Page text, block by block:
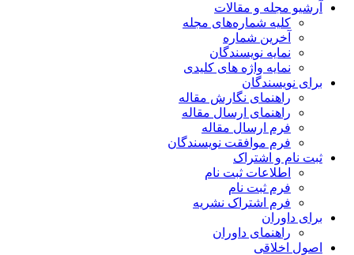
آرشیو مجله و مقالات
کلیه شماره‌های مجله
آخرین شماره
نمایه نویسندگان
نمایه واژه های کلیدی
برای نویسندگان
راهنمای نگارش مقاله
راهنمای ارسال مقاله
فرم ارسال مقاله
فرم موافقت نویسندگان
ثبت نام و اشتراک
اطلاعات ثبت نام
فرم ثبت نام
فرم اشتراک نشریه
برای داوران
راهنمای داوران
اصول اخلاقی